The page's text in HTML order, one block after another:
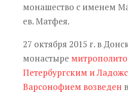
монашество с именем
ев. Матфея.
27 октября 2015 г. в
монастыре
Петербургским и
Варсонофием возведен